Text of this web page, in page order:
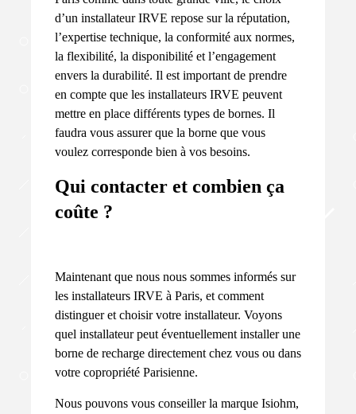
d’un installateur IRVE repose sur la réputation,
l’expertise technique, la conformité aux normes,
la flexibilité, la disponibilité et l’engagement
envers la durabilité. Il est important de prendre
en compte que les installateurs IRVE peuvent
mettre en place différents types de bornes. Il
faudra vous assurer que la borne que vous
voulez corresponde bien à vos besoins.
Qui contacter et combien ça
coûte ?
Maintenant que nous nous sommes informés sur
les installateurs IRVE à Paris, et comment
distinguer et choisir votre installateur. Voyons
quel installateur peut éventuellement installer une
borne de recharge directement chez vous ou dans
votre copropriété Parisienne.
Nous pouvons vous conseiller la marque Isiohm,